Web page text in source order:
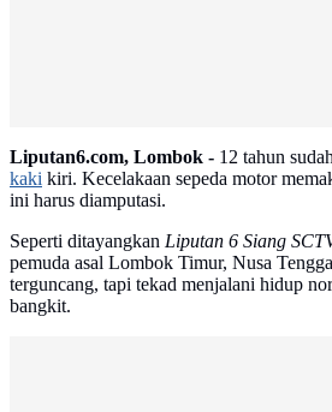
Liputan6.com, Lombok - 12 tahun
kaki kiri. Kecelakaan sepeda motor
ini harus diamputasi.
Seperti ditayangkan Liputan 6 Siang
pemuda asal Lombok Timur, Nusa
terguncang, tapi tekad menjalani hidup
bangkit.